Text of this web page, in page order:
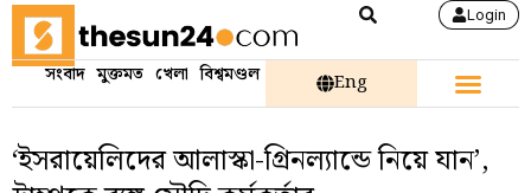
Login
সংবাদ মুক্তমত খেলা বিশ্বমণ্ডল Eng
‘ইসরায়েলিদের আলাস্কা-গ্রিনল্যান্ডে নিয়ে যান’,